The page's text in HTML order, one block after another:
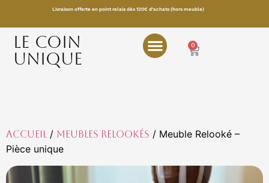
Livraison offerte en point relais dès 120€ d’achats (hors meuble)
LE COIN
UNIQUE
0
Accueil / Meubles relookés / Meuble Relooké –
Pièce unique